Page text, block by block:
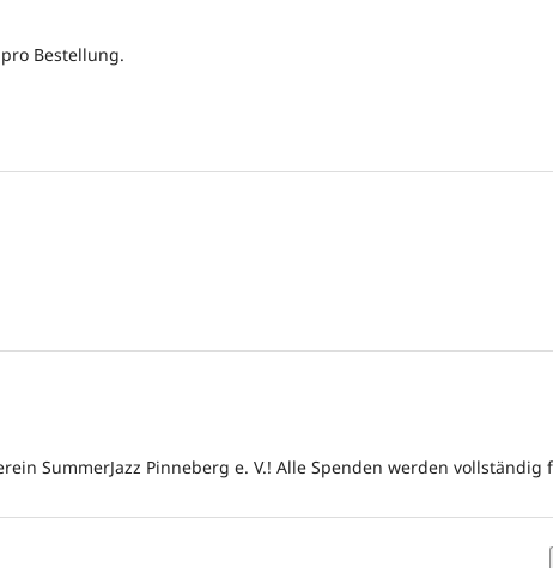
Bestellung.
SummerJazz Pinneberg e. V.! Alle Spenden werden vollständig